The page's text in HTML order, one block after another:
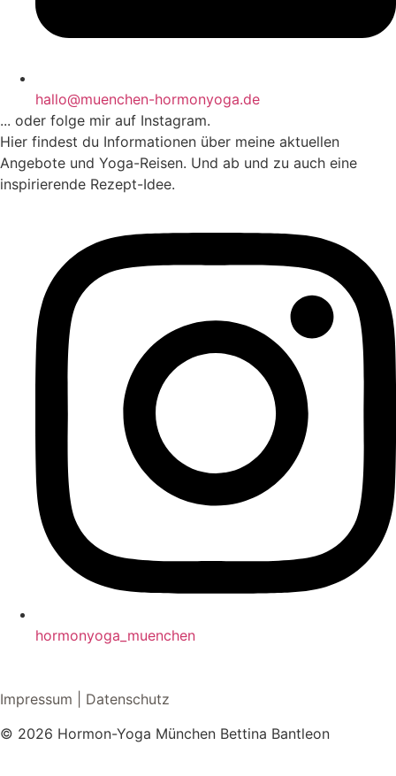
hallo@muenchen-hormonyoga.de
... oder folge mir auf Instagram.
Hier findest du Informationen über meine aktuellen
Angebote und Yoga-Reisen. Und ab und zu auch eine
inspirierende Rezept-Idee.
hormonyoga_muenchen
Impressum
Datenschutz
© 2026 Hormon-Yoga München Bettina Bantleon